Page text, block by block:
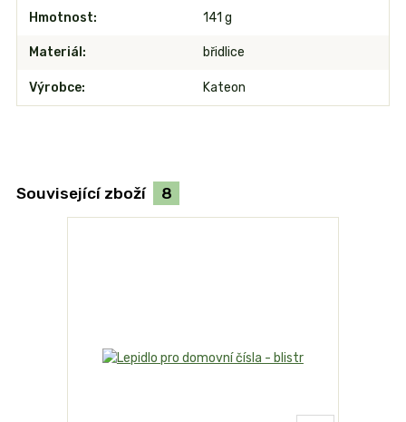
Hmotnost 141 g
Materiál břidlice
Výrobce Kateon
Související zboží 8